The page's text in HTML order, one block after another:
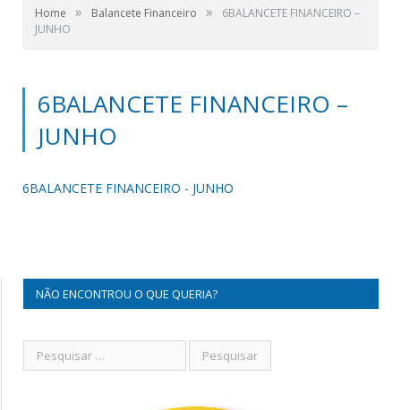
Home » Balancete Financeiro »
6BALANCETE FINANCEIRO –
JUNHO
6BALANCETE FINANCEIRO –
JUNHO
6BALANCETE FINANCEIRO - JUNHO
NÃO ENCONTROU O QUE QUERIA?